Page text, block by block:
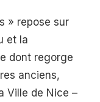
» repose sur
et la
dont regorge
anciens,
Ville de Nice –